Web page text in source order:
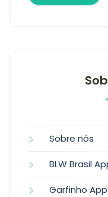
Sobre nós
BLW Brasil
Garfinho App